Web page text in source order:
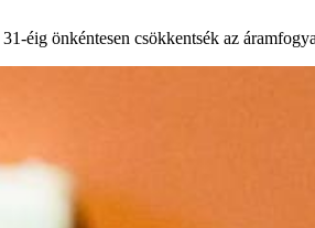
éig önkéntesen csökkentsék az